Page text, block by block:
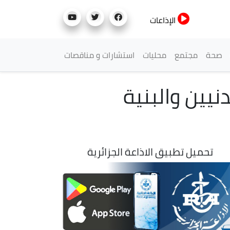
الإذاعات
صحة مجتمع محليات استشارات و مناقصات
والبنية
تحميل تطبيق الاذاعة الجزائرية